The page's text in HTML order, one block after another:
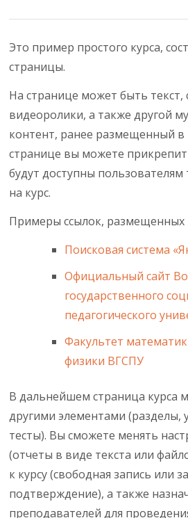
Это пример простого курса,
страницы.
На странице может быть текст,
видеоролики, а также другой
контент, ранее размещенный в
странице вы можете
будут доступны пользователям
на курс.
Примеры ссылок, размещенных
Поисковая система
Официальный сайт
государственного
педагогического
Факультет
физики ВГСПУ
В дальнейшем страница курса
другими элементами (разделы,
тесты). Вы сможете менять
(отчеты в виде текста или
к курсу (свободная запись или
подтверждение), а также
преподавателей для